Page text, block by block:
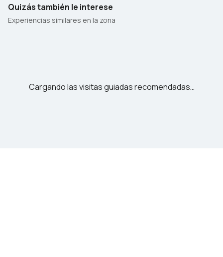
Quizás también le interese
Experiencias similares en la zona
Cargando las visitas guiadas recomendadas…